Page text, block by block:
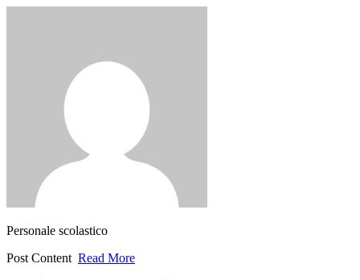
Personale scolastico
Post Content Read More